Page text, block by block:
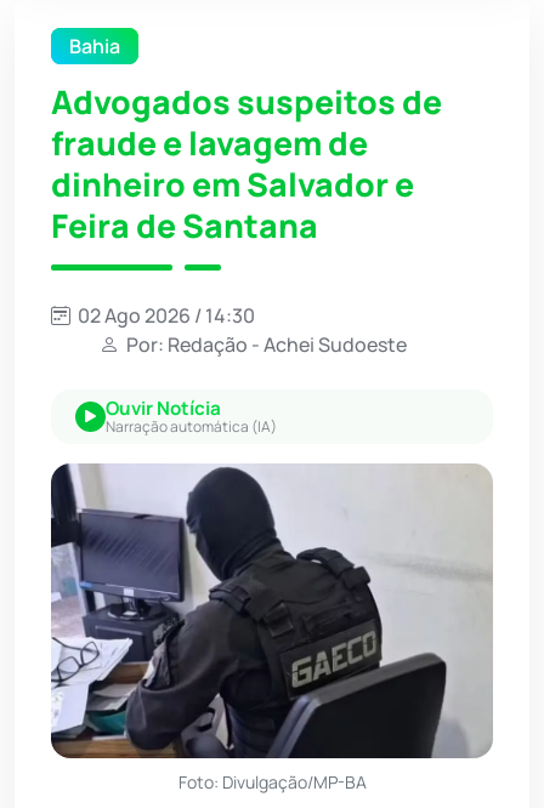
Bahia
Advogados suspeitos de
fraude e lavagem de
dinheiro em Salvador e
Feira de Santana
02 Ago 2026 / 14:30
Por: Redação - Achei Sudoeste
Ouvir Notícia
Narração automática (IA)
Foto: Divulgação/MP-BA